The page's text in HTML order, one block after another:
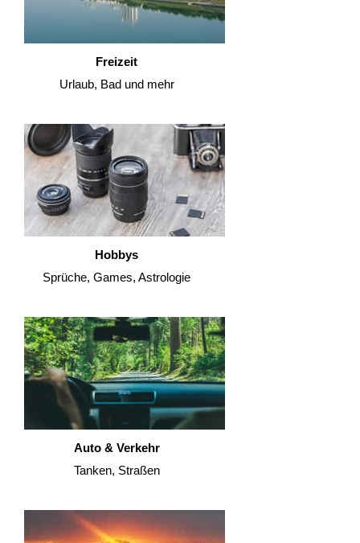
Freizeit
Urlaub, Bad und mehr
Hobbys
Sprüche, Games, Astrologie
Auto & Verkehr
Tanken, Straßen